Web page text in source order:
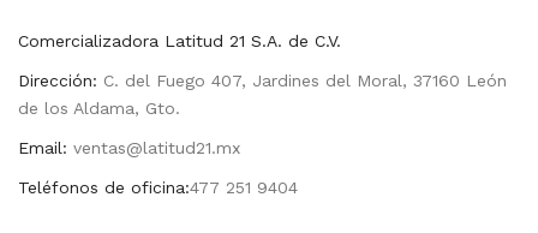
Comercializadora Latitud 21 S.A. de C.V.
Dirección: C. del Fuego 407, Jardines del Moral, 37160 León
de los Aldama, Gto.
Email: ventas@latitud21.mx
Teléfonos de oficina:477 251 9404